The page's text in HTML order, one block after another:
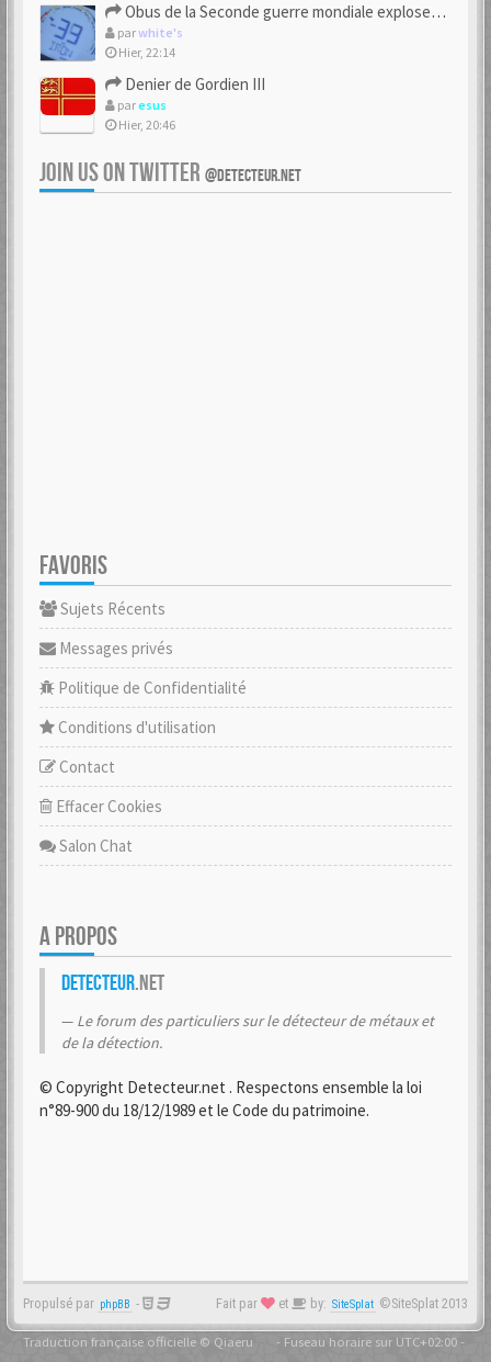
Obus de la Seconde guerre mondiale explosent dans des champs.
parwhite's
Hier, 22:14
Denier de Gordien III
paresus
Hier, 20:46
JOIN US ON TWITTER @DETECTEUR.NET
FAVORIS
Sujets Récents
Messages privés
Politique de Confidentialité
Conditions d'utilisation
Contact
Effacer Cookies
Salon Chat
A PROPOS
Detecteur.net
Le forum des particuliers sur le détecteur de métaux et
de la détection.
© Copyright Detecteur.net . Respectons ensemble la loi
n°89-900 du 18/12/1989 et le Code du patrimoine.
Propulsé par phpBB - Fait par et by: SiteSplat ©SiteSplat 2013
Traduction française officielle © Qiaeru - Fuseau horaire sur UTC+02:00 -